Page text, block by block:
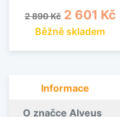
Běžná cena
2 890 Kč Cena
2 601 Kč
Běžně skladem
Informace
O značce Alveus